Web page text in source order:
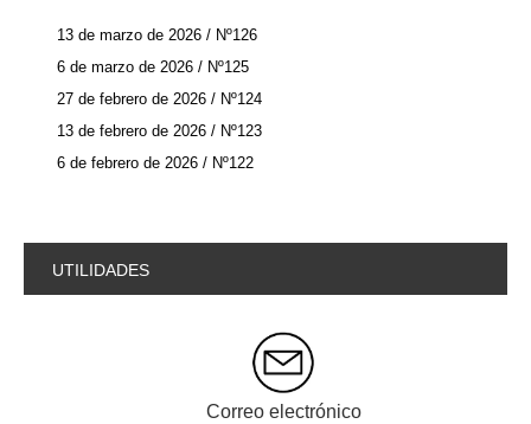
13 de marzo de 2026 / Nº126
6 de marzo de 2026 / Nº125
27 de febrero de 2026 / Nº124
13 de febrero de 2026 / Nº123
6 de febrero de 2026 / Nº122
UTILIDADES
Correo electrónico